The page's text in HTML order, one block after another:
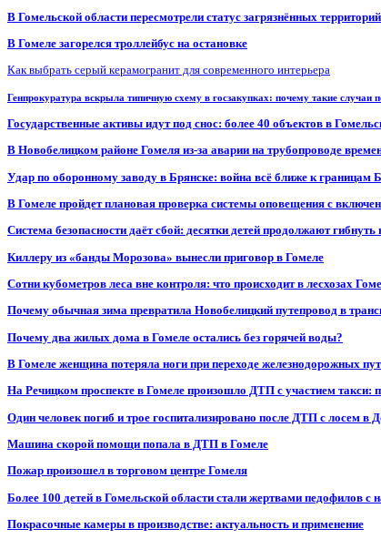
В Гомельской области пересмотрели статус загрязнённых
В Гомеле загорелся троллейбус на остановке
Как выбрать серый керамогранит для современного интерьера
Генпрокуратура вскрыла типичную схему в госзакупках: почему такие случаи
Государственные активы идут под снос: более 40 объектов в
В Новобелицком районе Гомеля из-за аварии на трубопроводе
Удар по оборонному заводу в Брянске: война всё ближе к границам
В Гомеле пройдет плановая проверка системы оповещения с
Система безопасности даёт сбой: десятки детей продолжают
Киллеру из «банды Морозова» вынесли приговор в Гомеле
Сотни кубометров леса вне контроля: что происходит в лесхозах
Почему обычная зима превратила Новобелицкий путепровод в
Почему два жилых дома в Гомеле остались без горячей воды?
В Гомеле женщина потеряла ноги при переходе железнодорожных
На Речицком проспекте в Гомеле произошло ДТП с участием такси:
Один человек погиб и трое госпитализировано после ДТП с лосем в
Машина скорой помощи попала в ДТП в Гомеле
Пожар произошел в торговом центре Гомеля
Более 100 детей в Гомельской области стали жертвами педофилов с
Покрасочные камеры в производстве: актуальность и применение